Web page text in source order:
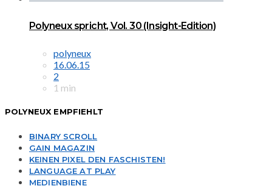
Polyneux spricht, Vol. 30 (Insight-Edition)
polyneux
16.06.15
2
1 min
POLYNEUX EMPFIEHLT
BINARY SCROLL
GAIN MAGAZIN
KEINEN PIXEL DEN FASCHISTEN!
LANGUAGE AT PLAY
MEDIENBIENE